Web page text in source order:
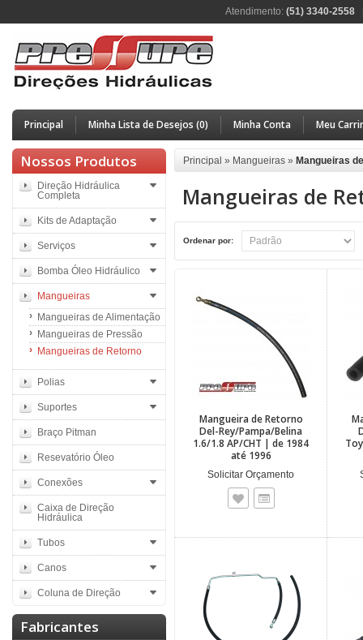
Atendimento: (51) 3340-
Principal Minha Lista de Desejos (0) Minha Conta Meu
Nossos Produtos
Direção Hidráulica
Completa
Kits de Adaptação
Serviços
Bomba Óleo Hidráulico
Mangueiras
Mangueiras de Alimentação
Mangueiras de Pressão
Mangueiras de Retorno
Polias
Suportes
Braço Pitman
Resevatório Óleo
Conexões
Caixa de Direção
Hidráulica
Tubos
Canos
Coluna de Direção
Fabricantes
Principal » Mangueiras » Mangueiras
Mangueiras de
Ordenar por:
Mangueira de Retorno
Del-Rey/Pampa/Belina
1.6/1.8 AP/CHT | de 1984
até 1996
Solicitar Orçamento